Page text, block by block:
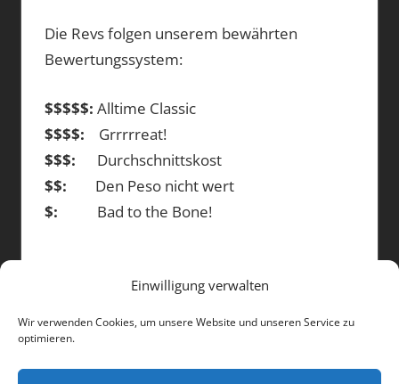
Einwilligung verwalten
Wir verwenden Cookies, um unsere Website und unseren Service zu
optimieren.
Die Revs folgen unserem bewährten
Bewertungssystem:
$$$$$: Alltime Classic
$$$$: Grrrrreat!
$$$: Durchschnittskost
$$: Den Peso nicht wert
$: Bad to the Bone!
DIE BEITRÄGE